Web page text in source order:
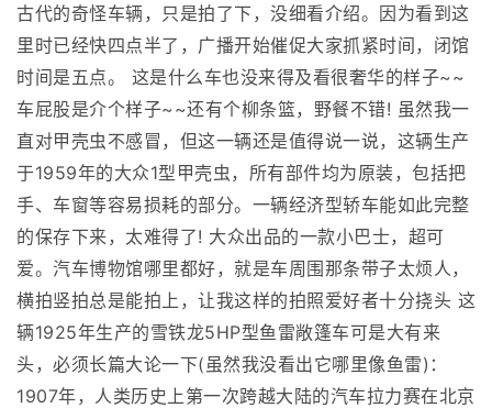
古代的奇怪车辆，只是拍了下，没细看介绍。因为看到这
里时已经快四点半了，广播开始催促大家抓紧时间，闭馆
时间是五点。 这是什么车也没来得及看很奢华的样子~~
车屁股是介个样子~~还有个柳条篮，野餐不错! 虽然我一
直对甲壳虫不感冒，但这一辆还是值得说一说，这辆生产
于1959年的大众1型甲壳虫，所有部件均为原装，包括把
手、车窗等容易损耗的部分。一辆经济型轿车能如此完整
的保存下来，太难得了! 大众出品的一款小巴士，超可
爱。汽车博物馆哪里都好，就是车周围那条带子太烦人，
横拍竖拍总是能拍上，让我这样的拍照爱好者十分挠头 这
辆1925年生产的雪铁龙5HP型鱼雷敞篷车可是大有来
头，必须长篇大论一下(虽然我没看出它哪里像鱼雷)：
1907年，人类历史上第一次跨越大陆的汽车拉力赛在北京